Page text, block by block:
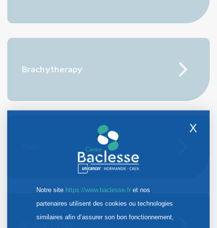
Brachytherapy
X
Notre site https://www.baclesse.fret nos
partenaires utilisent des cookies ou technologies
similaires afin d’assurer son bon fonctionnement,